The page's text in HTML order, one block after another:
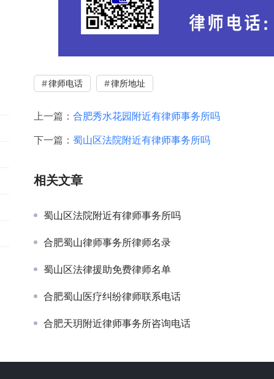
律师电话 律所地址
上一篇： 合肥秀水花园附近有律师事务所吗
下一篇： 蜀山区法院附近有律师事务所吗
相关文章
蜀山区法院附近有律师事务所吗
合肥蜀山律师事务所律师名录
蜀山区法律援助免费律师名单
合肥蜀山医疗纠纷律师联系电话
合肥天玥附近律师事务所咨询电话